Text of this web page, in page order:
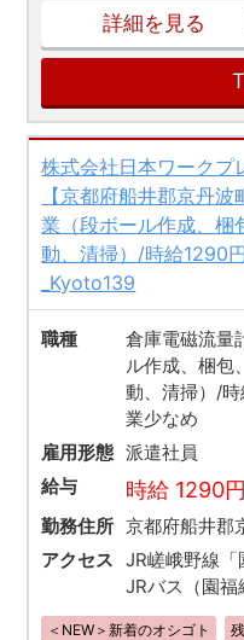
詳細を見る
株式会社日本ワークプ
【京都府船井郡京丹
業（段ボール作成、梱
動、清掃）/時給1290
_Kyoto139
職種
倉庫電磁流量
ル作成、梱包
動、清掃）/
業少なめ
雇用形態 派遣社員
給与
時給 1290円
勤務住所 京都府船井郡
アクセス
JR嵯峨野線
JRバス（園
＜NEW＞新着のオシゴト